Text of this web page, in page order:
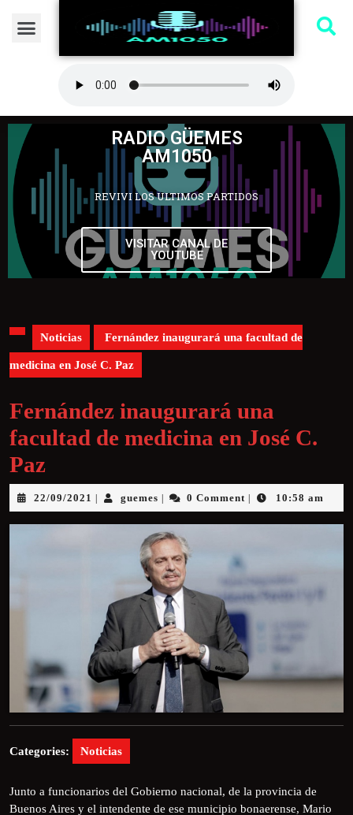
RADIO GÜEMES
AM1050
REVIVI LOS ULTIMOS PARTIDOS
VISITAR CANAL DE
YOUTUBE
Noticias Fernández inaugurará una facultad de
medicina en José C. Paz
Fernández inaugurará una
facultad de medicina en José C.
Paz
22/09/2021 guemes 0 Comment 10:58 am
Categories: Noticias
Junto a funcionarios del Gobierno nacional, de la provincia de
Buenos Aires y el intendente de ese municipio bonaerense, Mario